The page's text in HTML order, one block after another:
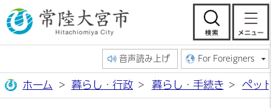
常陸大宮市公
検
音声読み上げ For Foreigners
ホーム 暮らし・行政 暮らし・手続き ペッ